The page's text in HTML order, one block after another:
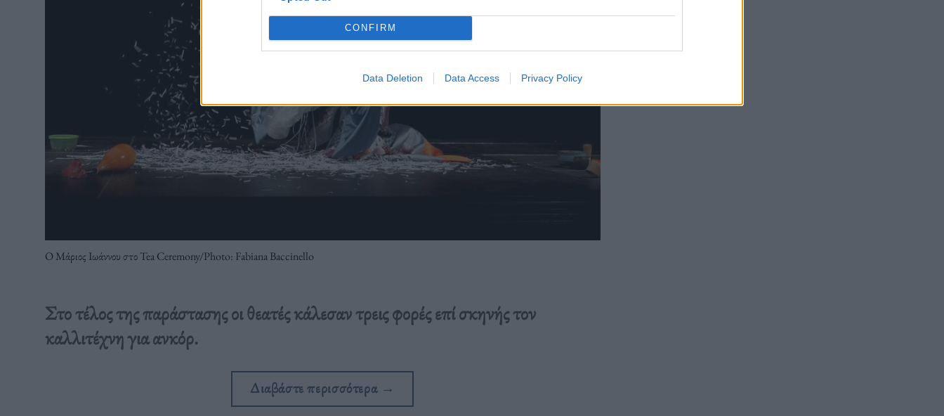
CONFIRM
Data Deletion Data Access Privacy Policy
Ο Μάριος Ιωάννου στο Tea Ceremony/Photo: Fabiana Baccinello
Στο τέλος της παράστασης οι θεατές κάλεσαν τρεις φορές επί σκηνής τον
καλλιτέχνη για ανκόρ.
Διαβάστε περισσότερα →